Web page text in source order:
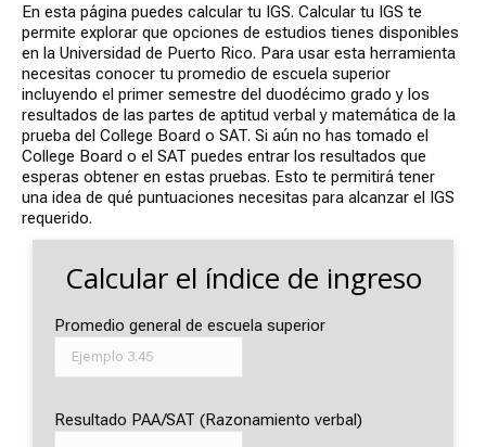
En esta página puedes calcular tu IGS. Calcular tu IGS te
permite explorar que opciones de estudios tienes disponibles
en la Universidad de Puerto Rico. Para usar esta herramienta
necesitas conocer tu promedio de escuela superior
incluyendo el primer semestre del duodécimo grado y los
resultados de las partes de aptitud verbal y matemática de la
prueba del College Board o SAT. Si aún no has tomado el
College Board o el SAT puedes entrar los resultados que
esperas obtener en estas pruebas. Esto te permitirá tener
una idea de qué puntuaciones necesitas para alcanzar el IGS
requerido.
Calcular el índice de ingreso
Promedio general de escuela superior
Resultado PAA/SAT (Razonamiento verbal)